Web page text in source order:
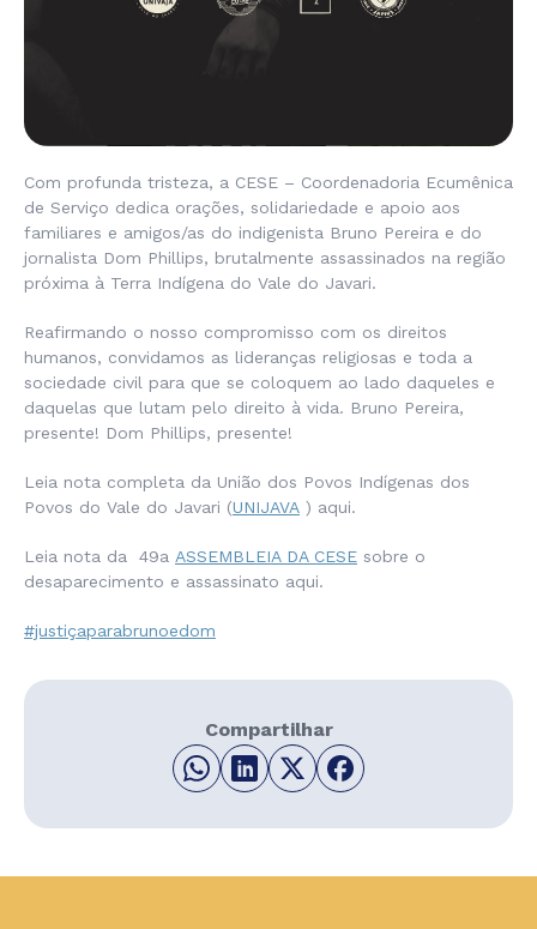
Com profunda tristeza, a CESE – Coordenadoria Ecumênica
de Serviço dedica orações, solidariedade e apoio aos
familiares e amigos/as do indigenista Bruno Pereira e do
jornalista Dom Phillips, brutalmente assassinados na região
próxima à Terra Indígena do Vale do Javari.
Reafirmando o nosso compromisso com os direitos
humanos, convidamos as lideranças religiosas e toda a
sociedade civil para que se coloquem ao lado daqueles e
daquelas que lutam pelo direito à vida. Bruno Pereira,
presente! Dom Phillips, presente!
Leia nota completa da União dos Povos Indígenas dos
Povos do Vale do Javari (UNIJAVA ) aqui.
Leia nota da 49a ASSEMBLEIA DA CESE sobre o
desaparecimento e assassinato aqui.
#justiçaparabrunoedom
Compartilhar